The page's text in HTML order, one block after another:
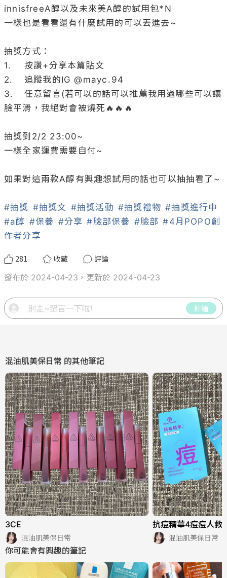
innisfreeA醇以及未來美A醇的試用包*N
一樣也是看看還有什麼試用的可以丟進去~
抽獎方式：
1.	按讚+分享本篇貼文
2.	追蹤我的IG @ mayc .94
3.	任意留言(若可以的話可以推薦我用過哪些可以讓
臉平滑，我絕對會被燒死🔥🔥🔥
抽獎到2/2 23:00~
一樣全家運費需要自付~
如果對這兩款A醇有興趣想試用的話也可以抽抽看了~
#抽獎 #抽獎文 #抽獎活動 #抽獎禮物 #抽獎進行中
#a醇 #保養 #分享 #臉部保養 #臉部 #4月POPO創
作者分享
281 收藏
評論
發布於 2024-04-23，更新於 2024-04-23
評論
混油肌美保日常 的其他筆記
3CE
混油肌美保日常
抗痘精華4痘痘人救
混油肌美保日常
你可能會有興趣的筆記